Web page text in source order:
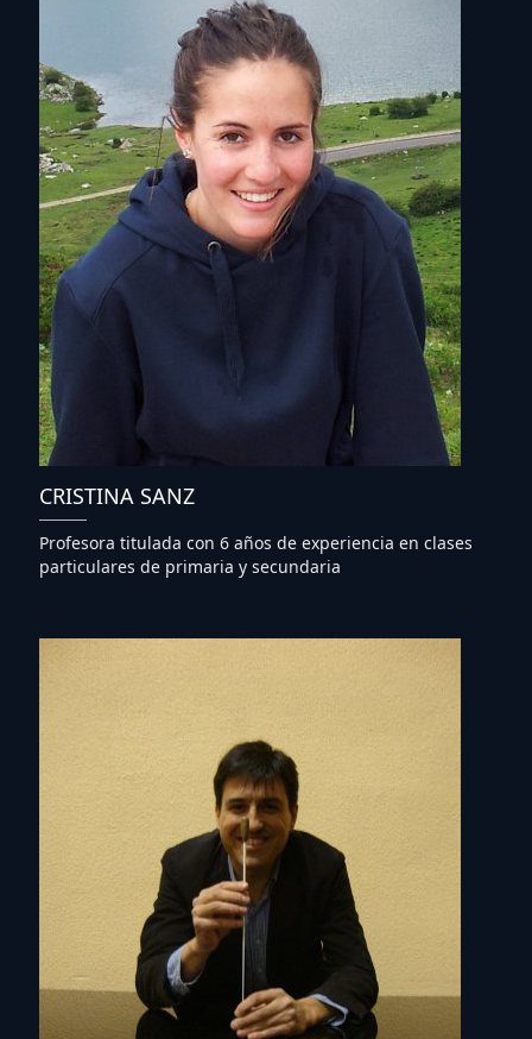
CRISTINA SANZ
Profesora titulada con 6 años de experiencia en clases
particulares de primaria y secundaria